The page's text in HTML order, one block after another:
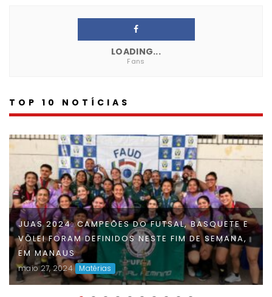
LOADING...
Fans
TOP 10 NOTÍCIAS
JUAS 2024: CAMPEÕES DO FUTSAL, BASQUETE E
VÔLEI FORAM DEFINIDOS NESTE FIM DE SEMANA,
EM MANAUS
maio 27, 2024 Matérias